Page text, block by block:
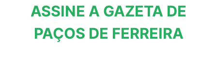
ASSINE A GAZETA DE
PAÇOS DE FERREIRA